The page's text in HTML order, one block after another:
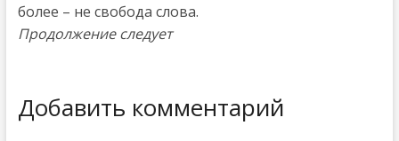
более – не свобода слова.
Продолжение следует
Добавить комментарий